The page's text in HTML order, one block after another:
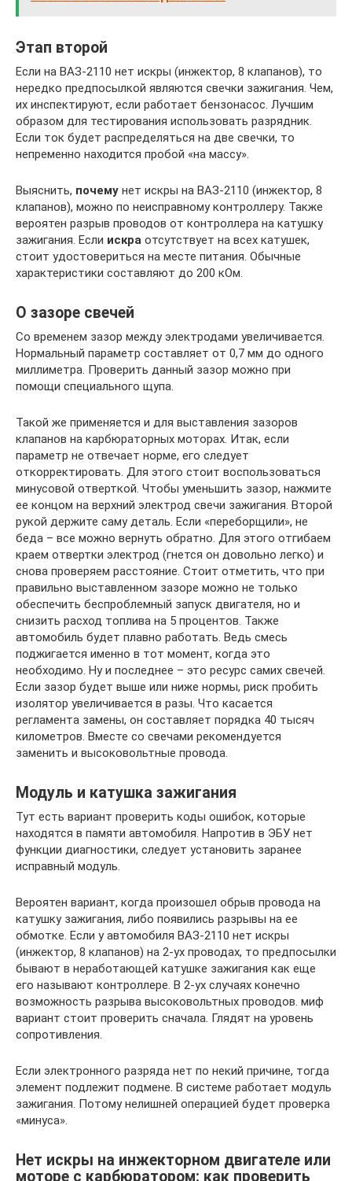
Этап второй
Если на ВАЗ-2110 нет искры (инжектор, 8 клапанов), то
нередко предпосылкой являются свечки зажигания. Чем,
их инспектируют, если работает бензонасос. Лучшим
образом для тестирования использовать разрядник.
Если ток будет распределяться на две свечки, то
непременно находится пробой «на массу».
Выяснить, почему нет искры на ВАЗ-2110 (инжектор, 8
клапанов), можно по неисправному контроллеру. Также
вероятен разрыв проводов от контроллера на катушку
зажигания. Если искра отсутствует на всех катушек,
стоит удостовериться на месте питания. Обычные
характеристики составляют до 200 кОм.
О зазоре свечей
Со временем зазор между электродами увеличивается.
Нормальный параметр составляет от 0,7 мм до одного
миллиметра. Проверить данный зазор можно при
помощи специального щупа.
Такой же применяется и для выставления зазоров
клапанов на карбюраторных моторах. Итак, если
параметр не отвечает норме, его следует
откорректировать. Для этого стоит воспользоваться
минусовой отверткой. Чтобы уменьшить зазор, нажмите
ее концом на верхний электрод свечи зажигания. Второй
рукой держите саму деталь. Если «переборщили», не
беда – все можно вернуть обратно. Для этого отгибаем
краем отвертки электрод (гнется он довольно легко) и
снова проверяем расстояние. Стоит отметить, что при
правильно выставленном зазоре можно не только
обеспечить беспроблемный запуск двигателя, но и
снизить расход топлива на 5 процентов. Также
автомобиль будет плавно работать. Ведь смесь
поджигается именно в тот момент, когда это
необходимо. Ну и последнее – это ресурс самих свечей.
Если зазор будет выше или ниже нормы, риск пробить
изолятор увеличивается в разы. Что касается
регламента замены, он составляет порядка 40 тысяч
километров. Вместе со свечами рекомендуется
заменить и высоковольтные провода.
Модуль и катушка зажигания
Тут есть вариант проверить коды ошибок, которые
находятся в памяти автомобиля. Напротив в ЭБУ нет
функции диагностики, следует установить заранее
исправный модуль.
Вероятен вариант, когда произошел обрыв провода на
катушку зажигания, либо появились разрывы на ее
обмотке. Если у автомобиля ВАЗ-2110 нет искры
(инжектор, 8 клапанов) на 2-ух проводах, то предпосылки
бывают в неработающей катушке зажигания как еще
его называют контроллере. В 2-ух случаях конечно
возможность разрыва высоковольтных проводов. миф
вариант стоит проверить сначала. Глядят на уровень
сопротивления.
Если электронного разряда нет по некий причине, тогда
элемент подлежит подмене. В системе работает модуль
зажигания. Потому нелишней операцией будет проверка
«минуса».
Нет искры на инжекторном двигателе или
моторе с карбюратором: как проверить